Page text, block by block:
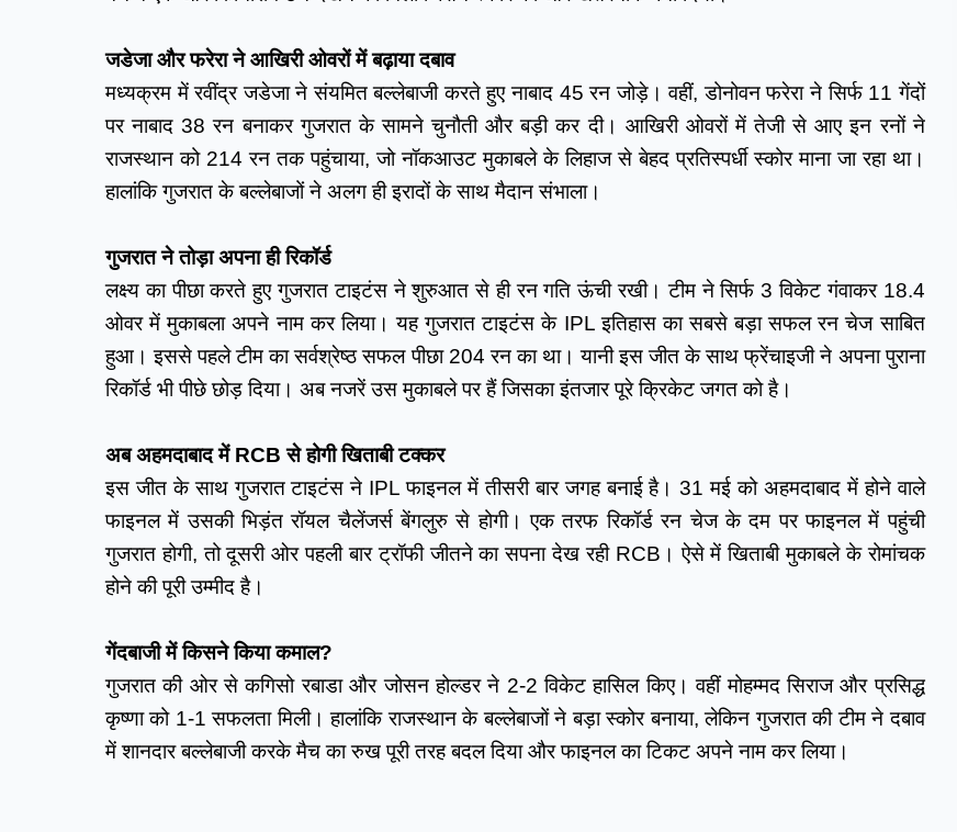
जडेजा और फरेरा ने आखिरी ओवरों में बढ़ाया दबाव
मध्यक्रम में रवींद्र जडेजा ने संयमित बल्लेबाजी करते हुए नाबाद 45 रन जोड़े। वहीं, डोनोवन फरेरा ने सिर्फ 11 गेंदों
पर नाबाद 38 रन बनाकर गुजरात के सामने चुनौती और बड़ी कर दी। आखिरी ओवरों में तेजी से आए इन रनों ने
राजस्थान को 214 रन तक पहुंचाया, जो नॉकआउट मुकाबले के लिहाज से बेहद प्रतिस्पर्धी स्कोर माना जा रहा था।
हालांकि गुजरात के बल्लेबाजों ने अलग ही इरादों के साथ मैदान संभाला।
गुजरात ने तोड़ा अपना ही रिकॉर्ड
लक्ष्य का पीछा करते हुए गुजरात टाइटंस ने शुरुआत से ही रन गति ऊंची रखी। टीम ने सिर्फ 3 विकेट गंवाकर 18.4
ओवर में मुकाबला अपने नाम कर लिया। यह गुजरात टाइटंस के IPL इतिहास का सबसे बड़ा सफल रन चेज साबित
हुआ। इससे पहले टीम का सर्वश्रेष्ठ सफल पीछा 204 रन का था। यानी इस जीत के साथ फ्रेंचाइजी ने अपना पुराना
रिकॉर्ड भी पीछे छोड़ दिया। अब नजरें उस मुकाबले पर हैं जिसका इंतजार पूरे क्रिकेट जगत को है।
अब अहमदाबाद में RCB से होगी खिताबी टक्कर
इस जीत के साथ गुजरात टाइटंस ने IPL फाइनल में तीसरी बार जगह बनाई है। 31 मई को अहमदाबाद में होने वाले
फाइनल में उसकी भिड़ंत रॉयल चैलेंजर्स बेंगलुरु से होगी। एक तरफ रिकॉर्ड रन चेज के दम पर फाइनल में पहुंची
गुजरात होगी, तो दूसरी ओर पहली बार ट्रॉफी जीतने का सपना देख रही RCB। ऐसे में खिताबी मुकाबले के रोमांचक
होने की पूरी उम्मीद है।
गेंदबाजी में किसने किया कमाल?
गुजरात की ओर से कगिसो रबाडा और जोसन होल्डर ने 2-2 विकेट हासिल किए। वहीं मोहम्मद सिराज और प्रसिद्ध
कृष्णा को 1-1 सफलता मिली। हालांकि राजस्थान के बल्लेबाजों ने बड़ा स्कोर बनाया, लेकिन गुजरात की टीम ने दबाव
में शानदार बल्लेबाजी करके मैच का रुख पूरी तरह बदल दिया और फाइनल का टिकट अपने नाम कर लिया।